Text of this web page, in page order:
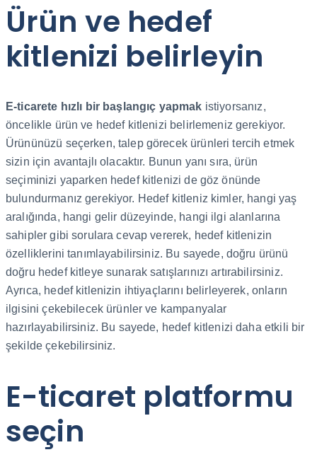
Ürün ve hedef
kitlenizi belirleyin
E-ticarete hızlı bir başlangıç yapmak istiyorsanız,
öncelikle ürün ve hedef kitlenizi belirlemeniz gerekiyor.
Ürününüzü seçerken, talep görecek ürünleri tercih etmek
sizin için avantajlı olacaktır. Bunun yanı sıra, ürün
seçiminizi yaparken hedef kitlenizi de göz önünde
bulundurmanız gerekiyor. Hedef kitleniz kimler, hangi yaş
aralığında, hangi gelir düzeyinde, hangi ilgi alanlarına
sahipler gibi sorulara cevap vererek, hedef kitlenizin
özelliklerini tanımlayabilirsiniz. Bu sayede, doğru ürünü
doğru hedef kitleye sunarak satışlarınızı artırabilirsiniz.
Ayrıca, hedef kitlenizin ihtiyaçlarını belirleyerek, onların
ilgisini çekebilecek ürünler ve kampanyalar
hazırlayabilirsiniz. Bu sayede, hedef kitlenizi daha etkili bir
şekilde çekebilirsiniz.
E-ticaret platformu
seçin